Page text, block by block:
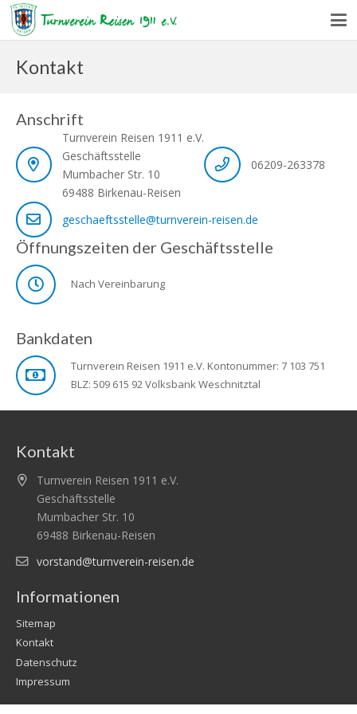
Kontakt
Anschrift
Turnverein Reisen 1911 e.V.
Geschäftsstelle
Mumbacher Str. 10
69488 Birkenau-Reisen
06209-263378
geschaeftsstelle@turnverein-reisen.de
Öffnungszeiten der Geschäftsstelle
Nach Vereinbarung
Bankdaten
Turnverein Reisen 1911 e.V. Kontonummer: 7 103 751
BLZ: 509 615 92 Volksbank Weschnitztal
Kontakt
Turnverein Reisen 1911 e.V.
Geschäftsstelle
Mumbacher Str. 10
69488 Birkenau-Reisen
vorstand@turnverein-reisen.de
Informationen
Sitemap
Kontakt
Datenschutz
Impressum